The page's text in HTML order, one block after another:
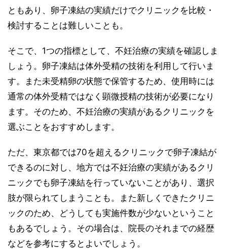
ともあり、卵子凍結の実績だけでクリニックを比較・
検討することは難しいことも。
そこで、1つの指標として、不妊治療の実績を確認しま
しょう。卵子凍結は体外受精の技術を利用して行いま
す。また未受精卵の状態で保管するため、使用時には
通常の体外受精ではなく顕微授精の技術が必要になり
ます。そのため、不妊治療の実績があるクリニックを
選ぶことをおすすめします。
ただ、東京都では70を超えるクリニックで卵子凍結が
できるのに対し、地方では不妊治療の実績があるクリ
ニックでも卵子凍結を行っていないことがあり、選択
肢が限られてしまうことも。また新しくできたクリニ
ックのため、どうしても実施件数が少ないということ
もあるでしょう。その場合は、院長のそれまでの経歴
などを参考にするとよいでしょう。